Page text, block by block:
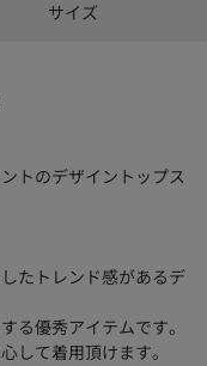
サイズ
トのデザイントップス
たトレンド感があるデ
る優秀アイテムです。
して着用頂けます。